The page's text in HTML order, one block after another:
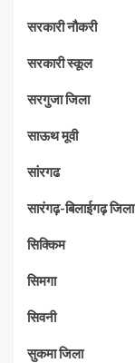
सरकारी नौकरी
सरकारी स्कूल
सरगुजा जिला
साऊथ मूवी
सांरगढ
सारंगढ़-बिलाईगढ़ जिला
सिक्किम
सिमगा
सिवनी
सुकमा जिला